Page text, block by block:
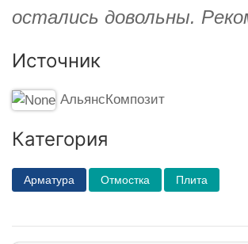
остались довольны.
Источник
АльянсКомпозит
Категория
Арматура Отмостка Плита